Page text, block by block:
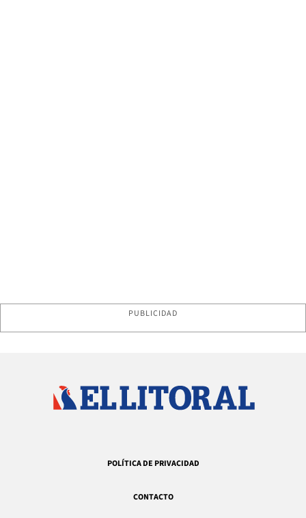
PUBLICIDAD
POLÍTICA DE PRIVACIDAD
CONTACTO